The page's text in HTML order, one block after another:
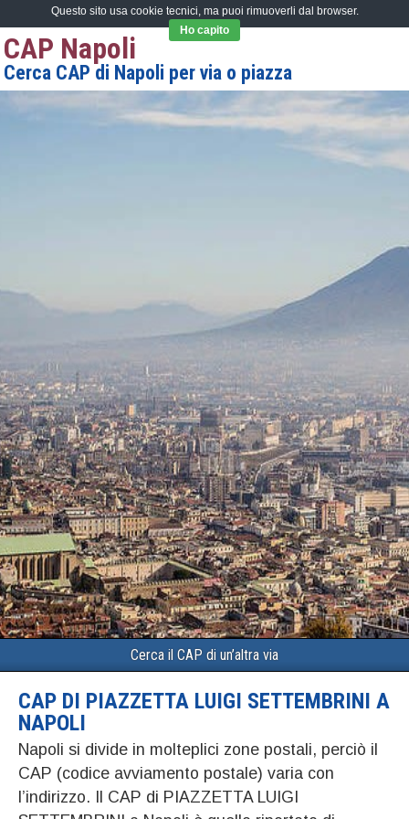
CAP Napoli
Cerca CAP di Napoli per via o piazza
Cerca il CAP di un’altra via
CAP DI PIAZZETTA LUIGI SETTEMBRINI A
NAPOLI
Napoli si divide in molteplici zone postali, perciò il
CAP (codice avviamento postale) varia con
l’indirizzo. Il CAP di PIAZZETTA LUIGI
Questo sito usa cookie tecnici, ma puoi rimuoverli dal browser.
Ho capito